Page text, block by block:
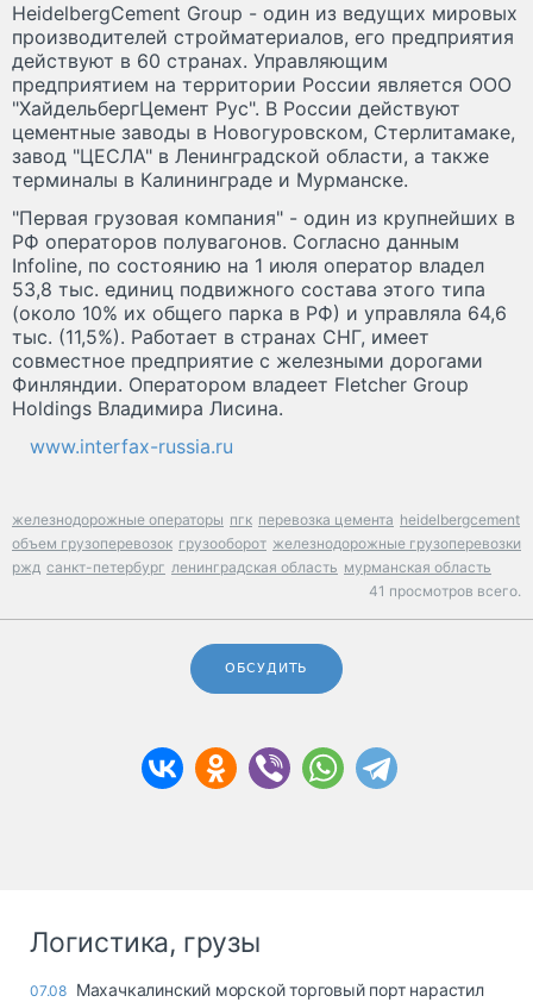
HeidelbergCement Group - один из ведущих мировых
производителей стройматериалов, его предприятия
действуют в 60 странах. Управляющим
предприятием на территории России является OOO
"ХайдельбергЦемент Рус". В России действуют
цементные заводы в Новогуровском, Стерлитамаке,
завод "ЦЕСЛА" в Ленинградской области, а также
терминалы в Калининграде и Мурманске.
"Первая грузовая компания" - один из крупнейших в
РФ операторов полувагонов. Согласно данным
Infoline, по состоянию на 1 июля оператор владел
53,8 тыс. единиц подвижного состава этого типа
(около 10% их общего парка в РФ) и управляла 64,6
тыс. (11,5%). Работает в странах СНГ, имеет
совместное предприятие с железными дорогами
Финляндии. Оператором владеет Fletcher Group
Holdings Владимира Лисина.
www.interfax-russia.ru
железнодорожные операторы пгк перевозка цемента heidelbergcement
объем грузоперевозок грузооборот железнодорожные грузоперевозки
ржд санкт-петербург ленинградская область мурманская область
41 просмотров всего.
ОБСУДИТЬ
Логистика, грузы
07.08 Махачкалинский морской торговый порт нарастил